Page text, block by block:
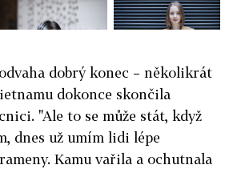
dobrý konec – několikrát
dokonce skončila
"Ale to se může stát, když
dnes už umím lidi lépe
Kamu vařila a ochutnala